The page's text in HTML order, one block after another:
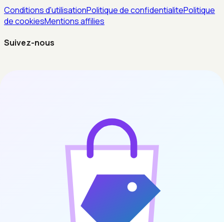
Conditions d'utilisationPolitique de confidentialitePolitique
de cookiesMentions affilies
Suivez-nous